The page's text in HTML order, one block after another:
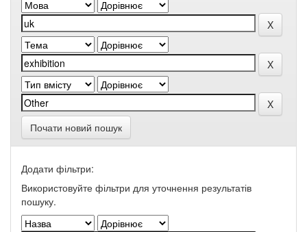
Почати новий пошук
Додати фільтри:
Використовуйте фільтри для уточнення результатів
пошуку.